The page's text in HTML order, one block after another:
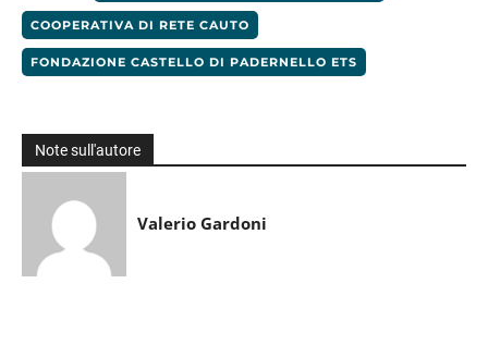
COOPERATIVA DI RETE CAUTO
FONDAZIONE CASTELLO DI PADERNELLO ETS
Note sull'autore
Valerio Gardoni